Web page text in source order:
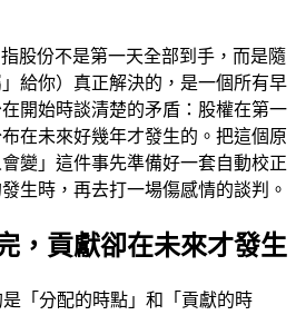
股份不是第一天全部到手，而是隨
給你）真正解決的，是一個所有早
開始時談清楚的矛盾：股權在第一
在未來好幾年才發生的。把這個原
變」這件事先準備好一套自動校正
生時，再去打一場傷感情的談判。
，貢獻卻在未來才發生
「分配的時點」和「貢獻的時